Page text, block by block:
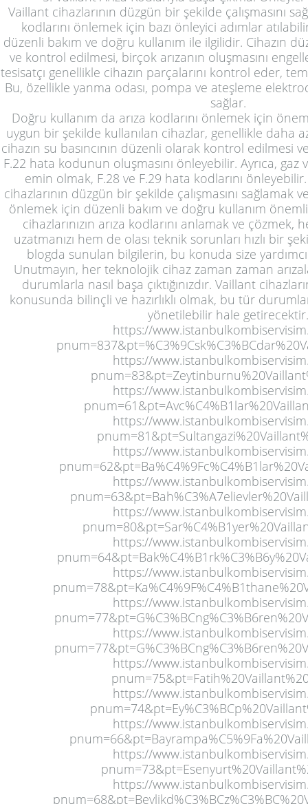
Vaillant cihazlarının düzgün bir şekilde çalışmasını
kodlarını önlemek için bazı önleyici adımlar
düzenli bakım ve doğru kullanım ile ilgilidir. Cihazın
ve kontrol edilmesi, birçok arızanın oluşmasını
tesisatçı genellikle cihazın parçalarını kontrol eder,
Bu, özellikle yanma odası, pompa ve ateşleme
sağlar.
Doğru kullanım da arıza kodlarını önlemek için
uygun bir şekilde kullanılan cihazlar, genellikle daha
cihazın su basıncının düzenli olarak kontrol edilmesi
F.22 hata kodunun oluşmasını önleyebilir. Ayrıca, gaz
emin olmak, F.28 ve F.29 hata kodlarını
cihazlarının düzgün bir şekilde çalışmasını sağlamak
önlemek için düzenli bakım ve doğru kullanım
cihazlarınızın arıza kodlarını anlamak ve çözmek,
uzatmanızı hem de olası teknik sorunları hızlı bir
blogda sunulan bilgilerin, bu konuda size
Unutmayın, her teknolojik cihaz zaman zaman
durumlarla nasıl başa çıktığınızdır. Vaillant
konusunda bilinçli ve hazırlıklı olmak, bu tür
yönetilebilir hale getirecektir.
https://
https://
https://
https://
https://
https://
https://
https://
https://
https://
https://
https://
https://
https://
https://
https://